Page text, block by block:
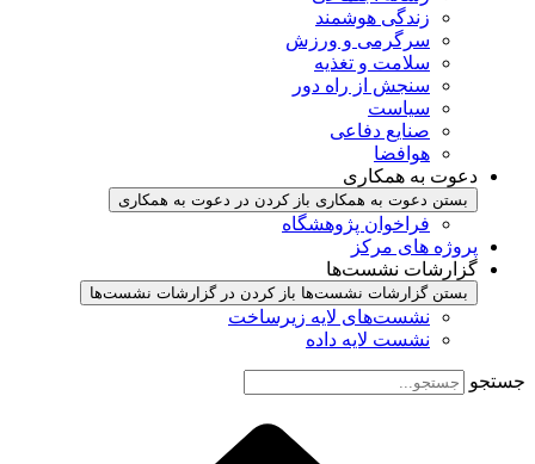
زندگی هوشمند
سرگرمی و ورزش
سلامت و تغذیه
سنجش از راه دور
سیاست
صنایع دفاعی
هوافضا
دعوت به همکاری
بستن دعوت به همکاری باز کردن در دعوت به همکاری
فراخوان پژوهشگاه
پروژه های مرکز
گزارشات نشست‌ها
بستن گزارشات نشست‌ها باز کردن در گزارشات نشست‌ها
نشست‌‌های لایه زیرساخت
نشست لایه داده
جستجو